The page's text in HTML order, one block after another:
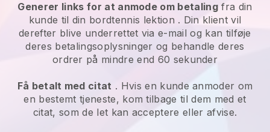
Generer links for at anmode om betalingfra din
kunde til din bordtennis lektion . Din klient vil
derefter blive underrettet via e-mail og kan tilføje
deres betalingsoplysninger og behandle deres
ordrer på mindre end 60 sekunder
Få betalt med citat . Hvis en kunde anmoder om
en bestemt tjeneste, kom tilbage til dem med et
citat, som de let kan acceptere eller afvise.